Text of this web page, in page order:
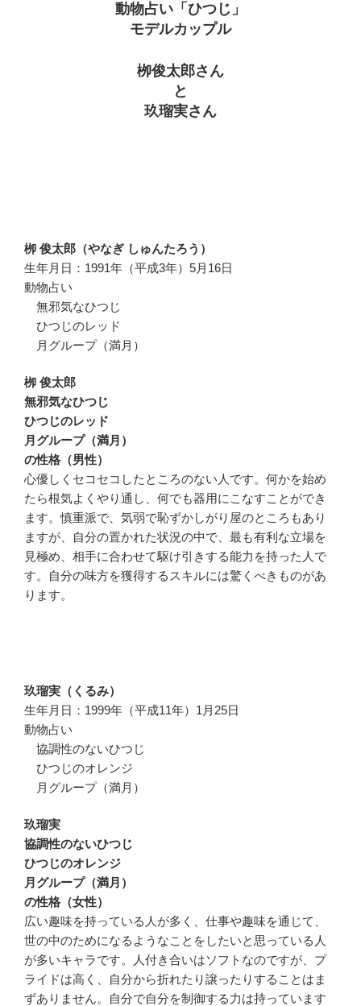
動物占い「ひつじ」
モデルカップル
栁俊太郎さん
と
玖瑠実さん
栁 俊太郎（やなぎ しゅんたろう）
生年月日：1991年（平成3年）5月16日
動物占い
無邪気なひつじ
ひつじのレッド
月グループ（満月）
栁 俊太郎
無邪気なひつじ
ひつじのレッド
月グループ（満月）
の性格（男性）
心優しくセコセコしたところのない人です。何かを始め
たら根気よくやり通し、何でも器用にこなすことができ
ます。慎重派で、気弱で恥ずかしがり屋のところもあり
ますが、自分の置かれた状況の中で、最も有利な立場を
見極め、相手に合わせて駆け引きする能力を持った人で
す。自分の味方を獲得するスキルには驚くべきものがあ
ります。
玖瑠実（くるみ）
生年月日：1999年（平成11年）1月25日
動物占い
協調性のないひつじ
ひつじのオレンジ
月グループ（満月）
玖瑠実
協調性のないひつじ
ひつじのオレンジ
月グループ（満月）
の性格（女性）
広い趣味を持っている人が多く、仕事や趣味を通じて、
世の中のためになるようなことをしたいと思っている人
が多いキャラです。人付き合いはソフトなのですが、プ
ライドは高く、自分から折れたり譲ったりすることはま
ずありません。自分で自分を制御する力は持っています